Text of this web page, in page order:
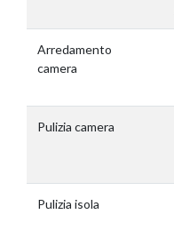
Arredamento
camera
Pulizia camera
Pulizia isola